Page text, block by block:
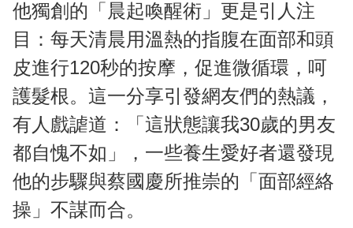
他獨創的「晨起喚醒術」更是引人注
目：每天清晨用溫熱的指腹在面部和頭
皮進行120秒的按摩，促進微循環，呵
護髮根。這一分享引發網友們的熱議，
有人戲謔道：「這狀態讓我30歲的男友
都自愧不如」，一些養生愛好者還發現
他的步驟與蔡國慶所推崇的「面部經絡
操」不謀而合。